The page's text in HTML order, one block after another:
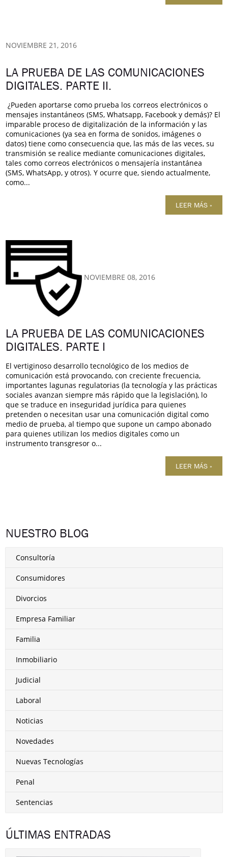
NOVIEMBRE 21, 2016
LA PRUEBA DE LAS COMUNICACIONES
DIGITALES. PARTE II.
¿Pueden aportarse como prueba los correos electrónicos o
mensajes instantáneos (SMS, Whatsapp, Facebook y demás)? El
imparable proceso de digitalización de la información y las
comunicaciones (ya sea en forma de sonidos, imágenes o
datos) tiene como consecuencia que, las más de las veces, su
transmisión se realice mediante comunicaciones digitales,
tales como correos electrónicos o mensajería instantánea
(SMS, WhatsApp, y otros). Y ocurre que, siendo actualmente,
como...
LEER MÁS »
NOVIEMBRE 08, 2016
LA PRUEBA DE LAS COMUNICACIONES
DIGITALES. PARTE I
El vertiginoso desarrollo tecnológico de los medios de
comunicación está provocando, con creciente frecuencia,
importantes lagunas regulatorias (la tecnología y las prácticas
sociales avanzan siempre más rápido que la legislación), lo
que se traduce en inseguridad jurídica para quienes
pretenden o necesitan usar una comunicación digital como
medio de prueba, al tiempo que supone un campo abonado
para quienes utilizan los medios digitales como un
instrumento transgresor o...
LEER MÁS »
NUESTRO BLOG
Consultoría
Consumidores
Divorcios
Empresa Familiar
Familia
Inmobiliario
Judicial
Laboral
Noticias
Novedades
Nuevas Tecnologías
Penal
Sentencias
ÚLTIMAS ENTRADAS